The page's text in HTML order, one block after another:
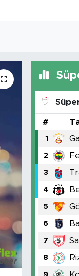
#
1
2
3
4
5
6
7
8